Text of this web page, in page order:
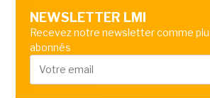
NEWSLETTER LMI
Recevez notre newsletter comme
abonnés